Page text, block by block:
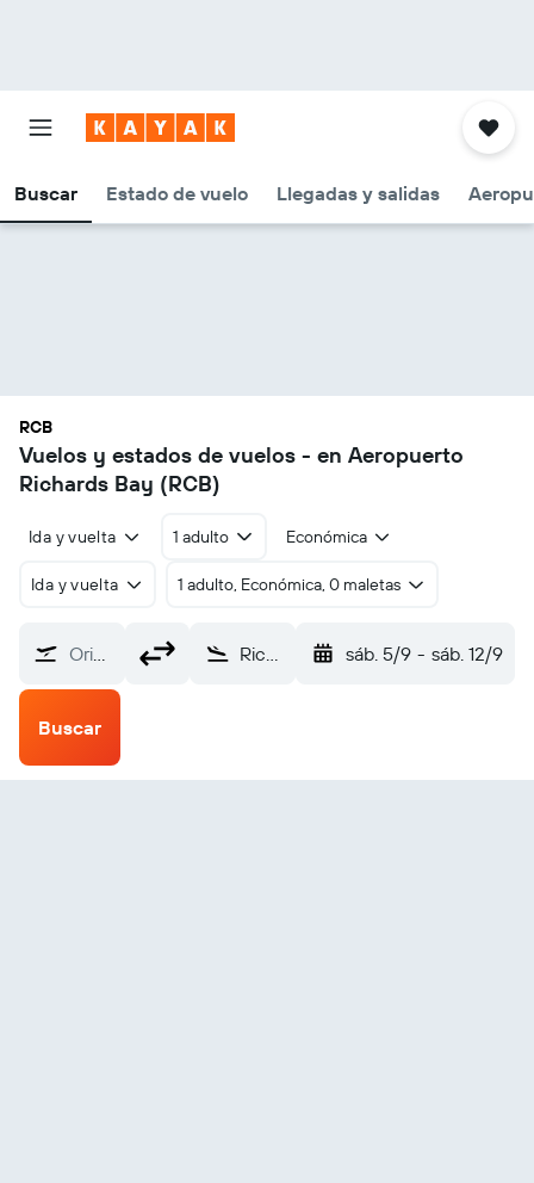
Buscar Estado de vuelo Llegadas y salidas
RCB
Vuelos y estados de vuelos - en Aeropuerto
Richards Bay (RCB)
Ida y vuelta 1 adulto Económica
Ida y vuelta 1 adulto, Económica, 0 maletas
Origen Richards Bay (RCB) sáb. 5/9 - sáb. 12/9
Buscar